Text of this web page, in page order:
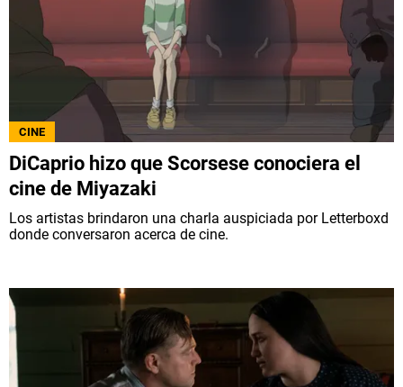
CINE
DiCaprio hizo que Scorsese conociera el
cine de Miyazaki
Los artistas brindaron una charla auspiciada por Letterboxd
donde conversaron acerca de cine.